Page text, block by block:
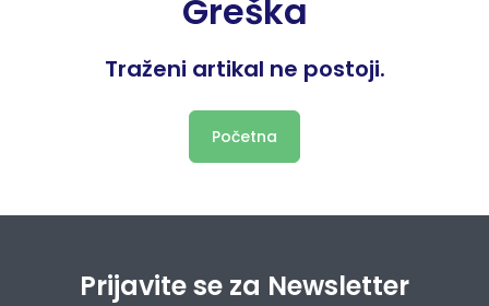
Greška
Traženi artikal ne postoji.
Početna
Prijavite se za Newsletter